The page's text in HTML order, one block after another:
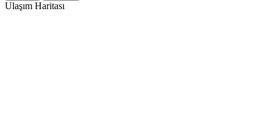
Ulaşım Haritası